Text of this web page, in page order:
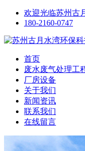
欢迎光临苏州古
180-2160-0747
首页
废水废气处理工
厂房设备
关于我们
新闻资讯
联系我们
在线留言